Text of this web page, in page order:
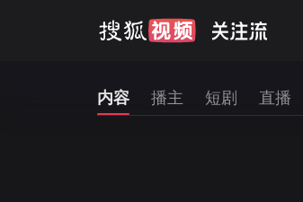
内容 播主 短剧 直播